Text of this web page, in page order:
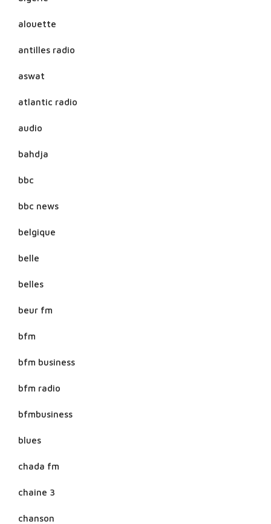
alouette
antilles radio
aswat
atlantic radio
audio
bahdja
bbc
bbc news
belgique
belle
belles
beur fm
bfm
bfm business
bfm radio
bfmbusiness
blues
chada fm
chaine 3
chanson